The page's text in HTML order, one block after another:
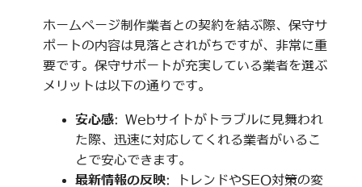
ホームページ制作業者との契約を結ぶ際、保守サ
ポートの内容は見落とされがちですが、非常に重
要です。保守サポートが充実している業者を選ぶ
メリットは以下の通りです。
安心感: Webサイトがトラブルに見舞われ
た際、迅速に対応してくれる業者がいるこ
とで安心できます。
最新情報の反映: トレンドやSEO対策の変